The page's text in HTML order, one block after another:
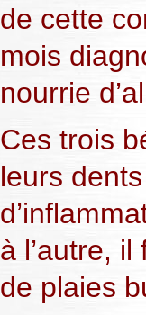
de cette
mois
nourrie
Ces trois
leurs
à l’autre,
de plaies